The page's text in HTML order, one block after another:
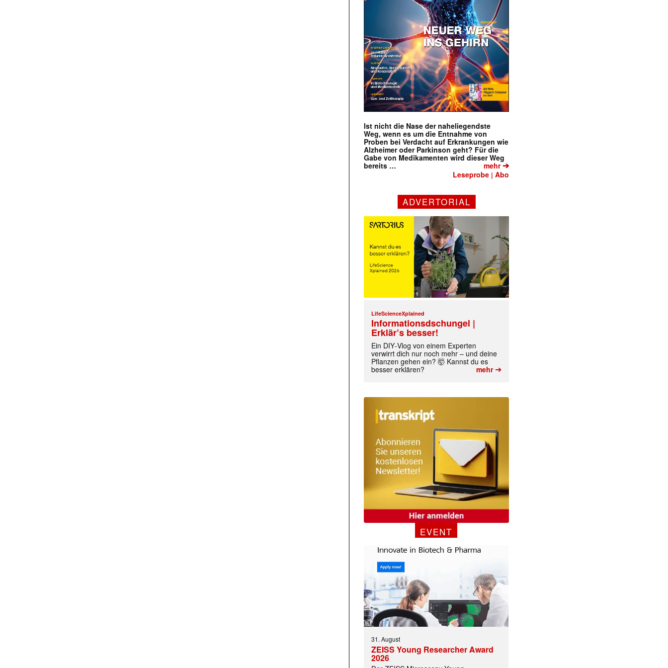
Ist nicht die Nase der naheliegendste
Weg, wenn es um die Entnahme von
Proben bei Verdacht auf Erkrankungen wie
Alzheimer oder Parkinson geht? Für die
Gabe von Medikamenten wird dieser Weg
bereits …
mehr➔
Leseprobe |Abo
ADVERTORIAL
LifeScienceXplained
Informationsdschungel |
Erklär’s besser!
Ein DIY‑Vlog von einem Experten
verwirrt dich nur noch mehr – und deine
Pflanzen gehen ein? 🤯 Kannst du es
besser erklären?
mehr➔
EVENT
31. August
ZEISS Young Researcher Award
2026